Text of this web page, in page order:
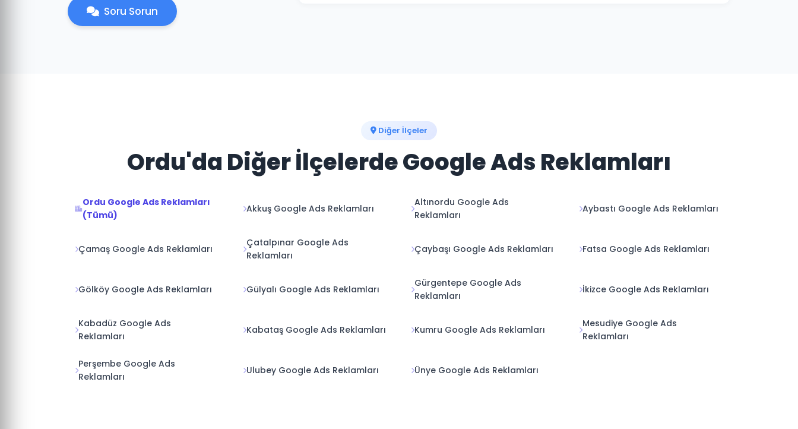
Soru Sorun
Diğer İlçeler
Ordu'da Diğer İlçelerde Google Ads Reklamları
Ordu Google Ads Reklamları
(Tümü)
Akkuş Google Ads Reklamları
Altınordu Google Ads
Reklamları
Aybastı Google Ads Reklamları
Çamaş Google Ads Reklamları
Çatalpınar Google Ads
Reklamları
Çaybaşı Google Ads Reklamları Fatsa Google Ads Reklamları
Gölköy Google Ads Reklamları Gülyalı Google Ads Reklamları
Gürgentepe Google Ads
Reklamları
İkizce Google Ads Reklamları
Kabadüz Google Ads
Reklamları
Kabataş Google Ads Reklamları Kumru Google Ads Reklamları
Mesudiye Google Ads
Reklamları
Perşembe Google Ads
Reklamları
Ulubey Google Ads Reklamları Ünye Google Ads Reklamları